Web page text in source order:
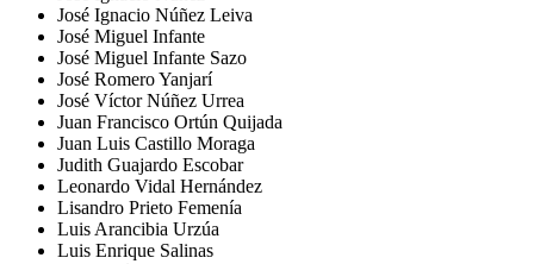
José Ignacio Núñez Leiva
José Miguel Infante
José Miguel Infante Sazo
José Romero Yanjarí
José Víctor Núñez Urrea
Juan Francisco Ortún Quijada
Juan Luis Castillo Moraga
Judith Guajardo Escobar
Leonardo Vidal Hernández
Lisandro Prieto Femenía
Luis Arancibia Urzúa
Luis Enrique Salinas